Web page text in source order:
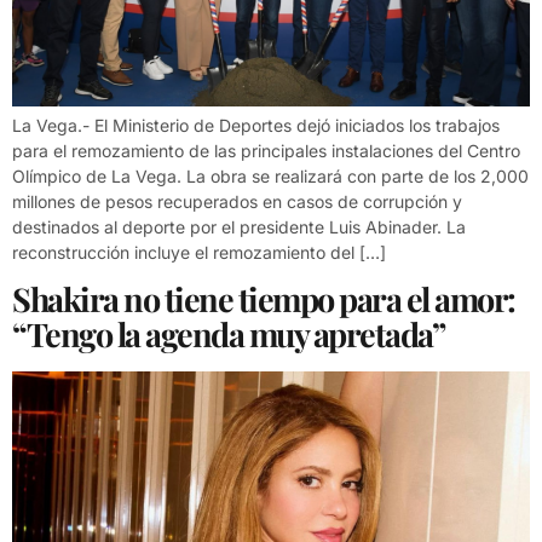
La Vega.- El Ministerio de Deportes dejó iniciados los trabajos
para el remozamiento de las principales instalaciones del Centro
Olímpico de La Vega. La obra se realizará con parte de los 2,000
millones de pesos recuperados en casos de corrupción y
destinados al deporte por el presidente Luis Abinader. La
reconstrucción incluye el remozamiento del […]
Shakira no tiene tiempo para el amor:
“Tengo la agenda muy apretada”